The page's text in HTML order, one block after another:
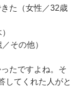
た（女性／32歳
その他）
たですよね。そ
してくれた人がと